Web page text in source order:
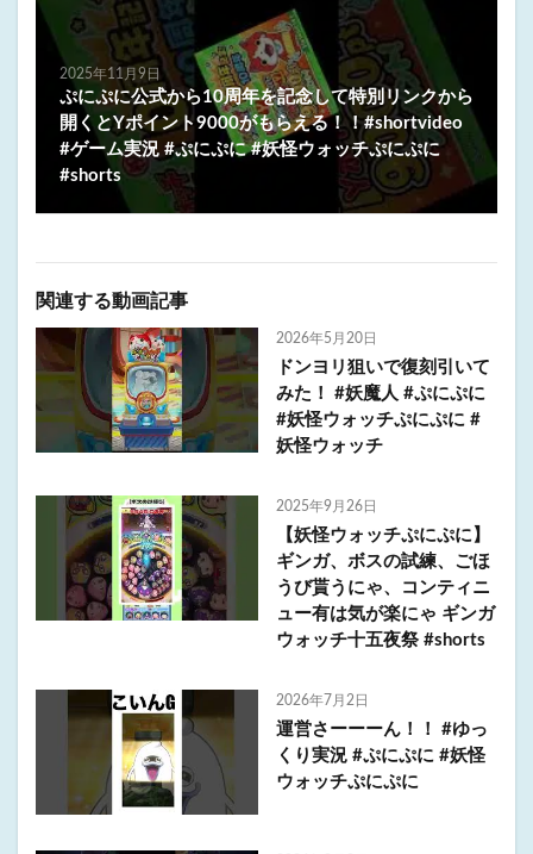
2025年11月9日
ぷにぷに公式から10周年を記念して特別リンクから
開くとYポイント9000がもらえる！！#shortvideo
#ゲーム実況 #ぷにぷに #妖怪ウォッチぷにぷに
#shorts
関連する動画記事
2026年5月20日
ドンヨリ狙いで復刻引いて
みた！ #妖魔人 #ぷにぷに
#妖怪ウォッチぷにぷに #
妖怪ウォッチ
2025年9月26日
【妖怪ウォッチぷにぷに】
ギンガ、ボスの試練、ごほ
うび貰うにゃ、コンティニ
ュー有は気が楽にゃ ギンガ
ウォッチ十五夜祭 #shorts
2026年7月2日
運営さーーーん！！ #ゆっ
くり実況 #ぷにぷに #妖怪
ウォッチぷにぷに